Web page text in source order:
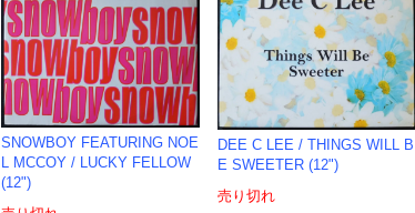
SNOWBOY FEATURING NOE
L MCCOY / LUCKY FELLOW
(12")
DEE C LEE / THINGS WILL B
E SWEETER (12")
売り切れ